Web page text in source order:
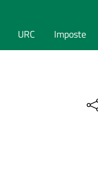
URC Imposte